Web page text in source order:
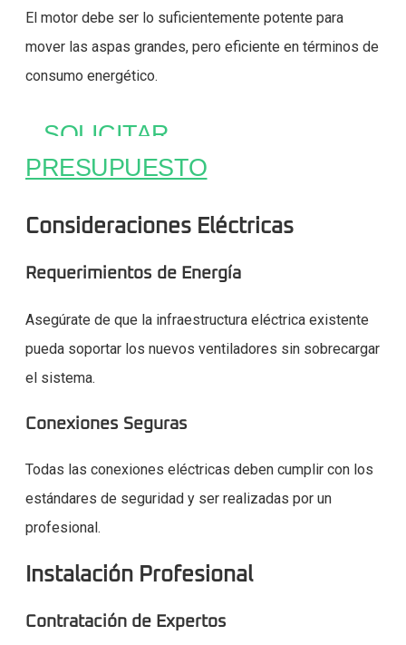
El motor debe ser lo suficientemente potente para
mover las aspas grandes, pero eficiente en términos de
consumo energético.
SOLICITAR
PRESUPUESTO
Consideraciones Eléctricas
Requerimientos de Energía
Asegúrate de que la infraestructura eléctrica existente
pueda soportar los nuevos ventiladores sin sobrecargar
el sistema.
Conexiones Seguras
Todas las conexiones eléctricas deben cumplir con los
estándares de seguridad y ser realizadas por un
profesional.
Instalación Profesional
Contratación de Expertos